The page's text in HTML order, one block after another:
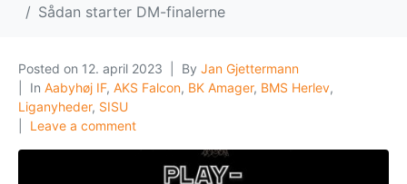
Sådan starter DM-finalerne
Posted on 12. april 2023 By Jan Gjettermann
In Aabyhøj IF, AKS Falcon, BK Amager, BMS Herlev,
Liganyheder, SISU
Leave a comment